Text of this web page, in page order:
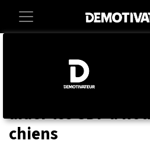
Un ancien sans-
rue, monte une
aider les SDF à
chiens